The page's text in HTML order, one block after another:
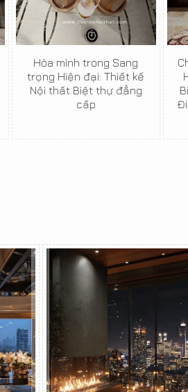
Hòa mình trong Sang
trọng Hiện đại: Thiết kế
Nội thất Biệt thự đẳng
cấp